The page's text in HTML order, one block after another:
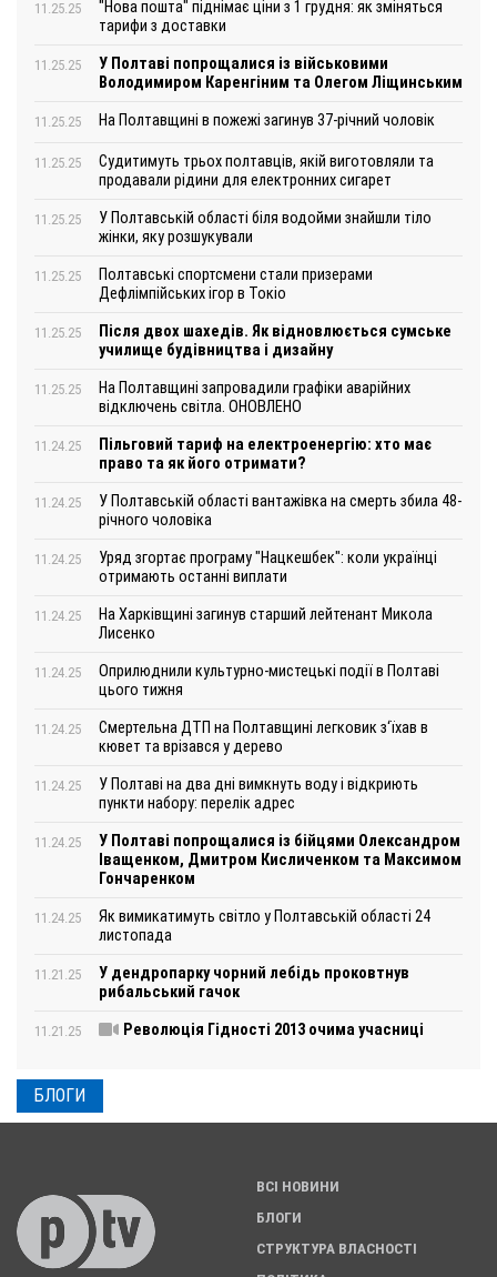
11.25.25
"Нова пошта" піднімає ціни з 1 грудня: як зміняться
тарифи з доставки
11.25.25
У Полтаві попрощалися із військовими
Володимиром Каренгіним та Олегом Ліщинським
11.25.25 На Полтавщині в пожежі загинув 37-річний чоловік
11.25.25
Судитимуть трьох полтавців, якій виготовляли та
продавали рідини для електронних сигарет
11.25.25
У Полтавській області біля водойми знайшли тіло
жінки, яку розшукували
11.25.25
Полтавські спортсмени стали призерами
Дефлімпійських ігор в Токіо
11.25.25
Після двох шахедів. Як відновлюється сумське
училище будівництва і дизайну
11.25.25
На Полтавщині запровадили графіки аварійних
відключень світла. ОНОВЛЕНО
11.24.25
Пільговий тариф на електроенергію: хто має
право та як його отримати?
11.24.25
У Полтавській області вантажівка на смерть збила 48-
річного чоловіка
11.24.25
Уряд згортає програму "Нацкешбек": коли українці
отримають останні виплати
11.24.25
На Харківщині загинув старший лейтенант Микола
Лисенко
11.24.25
Оприлюднили культурно-мистецькі події в Полтаві
цього тижня
11.24.25
Смертельна ДТП на Полтавщині легковик з‘їхав в
кювет та врізався у дерево
11.24.25
У Полтаві на два дні вимкнуть воду і відкриють
пункти набору: перелік адрес
11.24.25
У Полтаві попрощалися із бійцями Олександром
Іващенком, Дмитром Кисличенком та Максимом
Гончаренком
11.24.25
Як вимикатимуть світло у Полтавській області 24
листопада
11.21.25
У дендропарку чорний лебідь проковтнув
рибальський гачок
11.21.25 Революція Гідності 2013 очима учасниці
БЛОГИ
ВСІ НОВИНИ
БЛОГИ
СТРУКТУРА ВЛАСНОСТІ